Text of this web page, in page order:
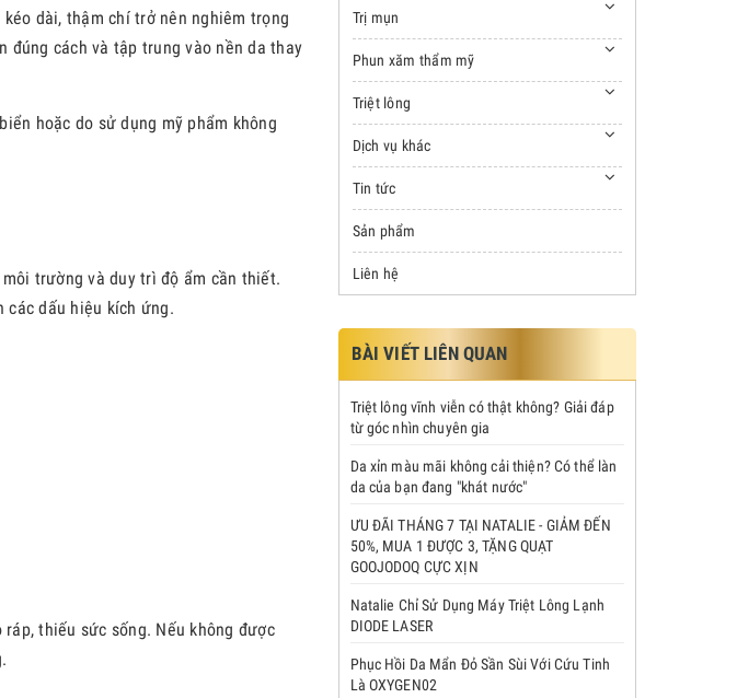
dài, thậm chí trở nên nghiêm trọng
đúng cách và tập trung vào nền da thay
hoặc do sử dụng mỹ phẩm không
trường và duy trì độ ẩm cần thiết.
các dấu hiệu kích ứng.
thiếu sức sống. Nếu không được
Trị mụn
Phun xăm thẩm mỹ
Triệt lông
Dịch vụ khác
Tin tức
Sản phẩm
Liên hệ
BÀI VIẾT LIÊN QUAN
Triệt lông vĩnh viễn có thật không? Giải đáp
từ góc nhìn chuyên gia
Da xỉn màu mãi không cải thiện? Có thể làn
da của bạn đang "khát nước"
ƯU ĐÃI THÁNG 7 TẠI NATALIE - GIẢM ĐẾN
50%, MUA 1 ĐƯỢC 3, TẶNG QUẠT
GOOJODOQ CỰC XỊN
Natalie Chỉ Sử Dụng Máy Triệt Lông Lạnh
DIODE LASER
Phục Hồi Da Mẩn Đỏ Sần Sùi Với Cứu Tinh
Là OXYGEN02